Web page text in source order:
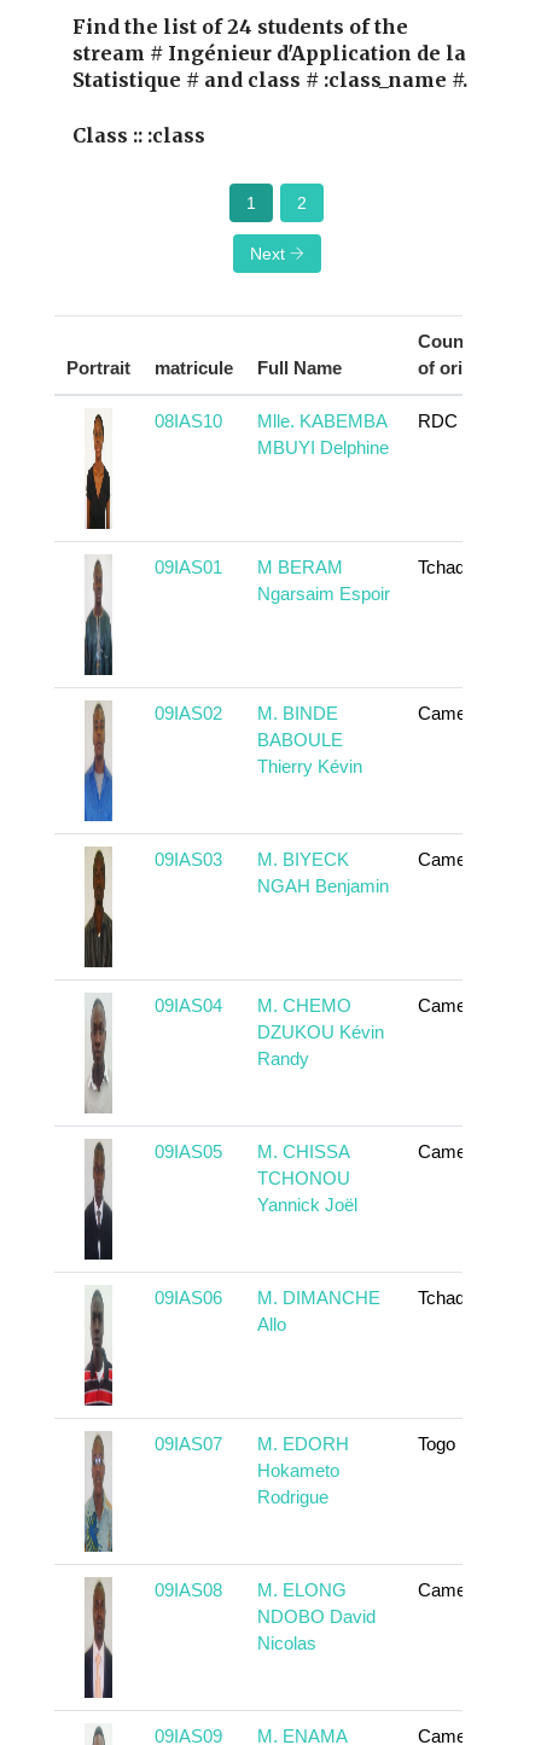
Find the list of 24 students of the
stream # Ingénieur d'Application de la
Statistique # and class # :class_name #.
Class :: :class
1 2
Next
Portrait matricule Full Name
Country
of origin
08IAS10
Mlle. KABEMBA
MBUYI Delphine
RDC
09IAS01
M BERAM
Ngarsaim Espoir
Tchad
09IAS02
M. BINDE
BABOULE
Thierry Kévin
Cameroun
09IAS03
M. BIYECK
NGAH Benjamin
Cameroun
09IAS04
M. CHEMO
DZUKOU Kévin
Randy
Cameroun
09IAS05
M. CHISSA
TCHONOU
Yannick Joël
Cameroun
09IAS06
M. DIMANCHE
Allo
Tchad
09IAS07
M. EDORH
Hokameto
Rodrigue
Togo
09IAS08
M. ELONG
NDOBO David
Nicolas
Cameroun
09IAS09 M. ENAMA Cameroun